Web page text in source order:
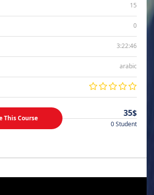
15
0
3:22:46
arabic
This Course 35$
0 Student